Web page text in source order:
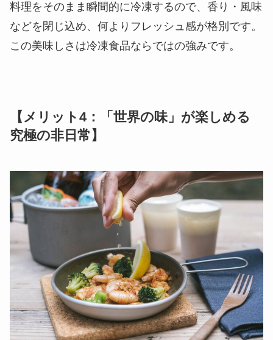
料理をそのまま瞬間的に冷凍するので、香り・風味
などを閉じ込め、何よりフレッシュ感が格別です。
この美味しさは冷凍食品ならではの強みです。
【メリット4：「世界の味」が楽しめる
究極の非日常】